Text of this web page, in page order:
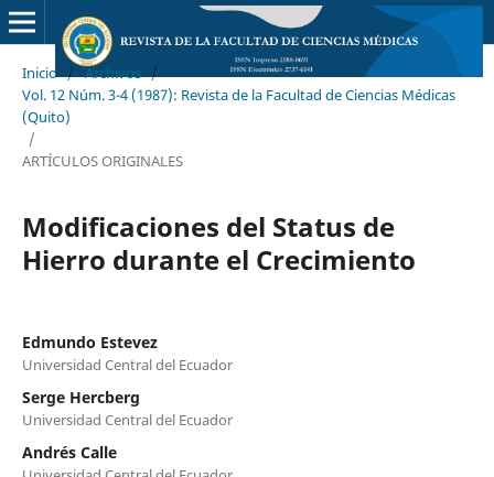
Inicio / Archivos /
Vol. 12 Núm. 3-4 (1987): Revista de la Facultad de Ciencias Médicas
(Quito)
/
ARTÍCULOS ORIGINALES
Modificaciones del Status de
Hierro durante el Crecimiento
Edmundo Estevez
Universidad Central del Ecuador
Serge Hercberg
Universidad Central del Ecuador
Andrés Calle